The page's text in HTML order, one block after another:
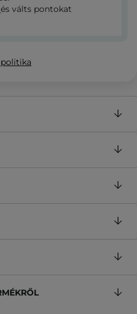
és válts pontokat